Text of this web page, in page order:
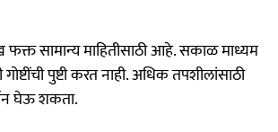
सामान्य माहितीसाठी आहे. सकाळ माध्यम
पुष्टी करत नाही. अधिक तपशीलांसाठी
घेऊ शकता.